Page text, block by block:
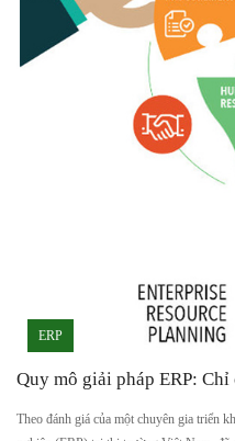
ERP
Quy mô giải pháp ERP:
Theo đánh giá của một chuyên gia triển